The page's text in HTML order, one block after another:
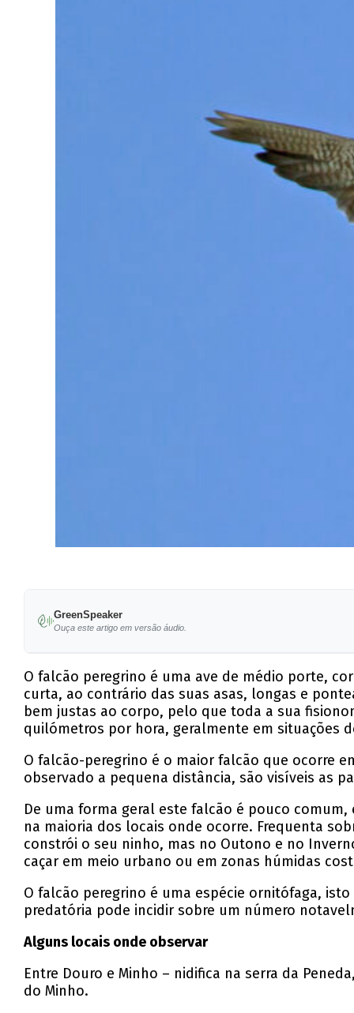
GreenSpeaker
Ouça este artigo em versão áudio.
O falcão peregrino é uma ave de médio porte,
curta, ao contrário das suas asas, longas e
bem justas ao corpo, pelo que toda a sua
quilómetros por hora, geralmente em situações
O falcão-peregrino é o maior falcão que ocorre
observado a pequena distância, são visíveis as
De uma forma geral este falcão é pouco
na maioria dos locais onde ocorre. Frequenta
constrói o seu ninho, mas no Outono e no
caçar em meio urbano ou em zonas húmidas
O falcão peregrino é uma espécie ornitófaga,
predatória pode incidir sobre um número
Alguns locais onde observar
Entre Douro e Minho – nidifica na serra da
do Minho.